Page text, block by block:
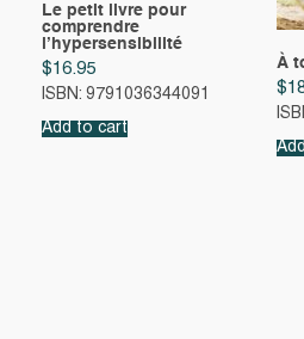
Le petit livre pour
comprendre
l’hypersensibilité
$16.95
ISBN: 9791036344091
Add to cart
À
$